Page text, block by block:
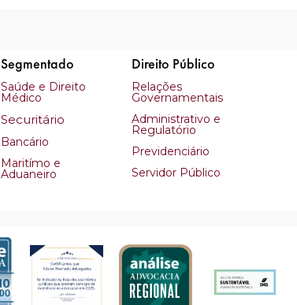
Segmentado
Saúde e Direito
Médico
Securitário
Bancário
Maritímo e
Aduaneiro
Direito Público
Relações
Governamentais
Administrativo e
Regulatório
Previdenciário
Servidor Público